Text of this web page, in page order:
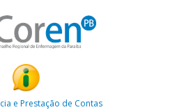
e Prestação de Contas